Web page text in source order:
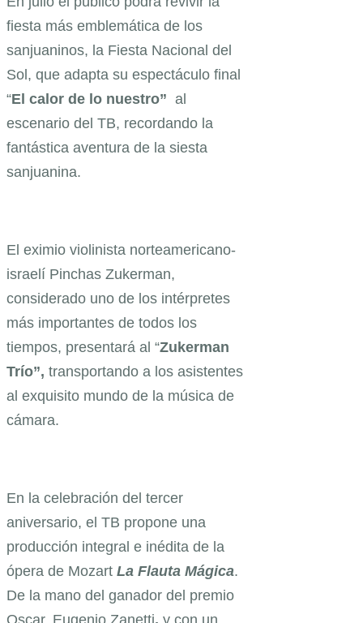
fiesta más emblemática de los
sanjuaninos, la Fiesta Nacional del
Sol, que adapta su espectáculo final
“El calor de lo nuestro” al
escenario del TB, recordando la
fantástica aventura de la siesta
sanjuanina.
El eximio violinista norteamericano-
israelí Pinchas Zukerman,
considerado uno de los intérpretes
más importantes de todos los
tiempos, presentará al “Zukerman
Trío”, transportando a los asistentes
al exquisito mundo de la música de
cámara.
En la celebración del tercer
aniversario, el TB propone una
producción integral e inédita de la
ópera de Mozart La Flauta Mágica.
De la mano del ganador del premio
Oscar, Eugenio Zanetti, y con un